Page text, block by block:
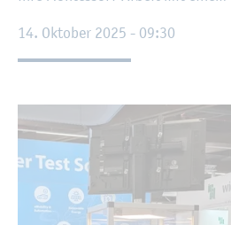
14. Ok­to­ber 2025 - 09:30